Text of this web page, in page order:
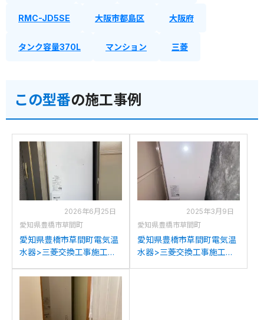
RMC-JD5SE 大阪市都島区 大阪府
タンク容量370L マンション 三菱
この型番の施工事例
2026年6月25日
愛知県豊橋市草間町
愛知県豊橋市草間町電気温
水器>三菱交換工事施工事
37G4SUBMから三菱SRT-
J37CD5への交換
2025年3月9日
愛知県豊橋市草間町
愛知県豊橋市草間町電気温
水器>三菱交換工事施工事